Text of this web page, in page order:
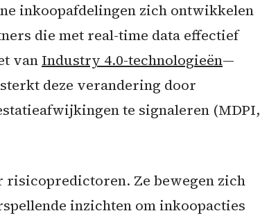
inkoopafdelingen zich ontwikkelen
die met real-time data effectief
van Industry 4.0-technologieën—
deze verandering door
te signaleren (MDPI,
risicopredictoren. Ze bewegen zich
inzichten om inkoopacties